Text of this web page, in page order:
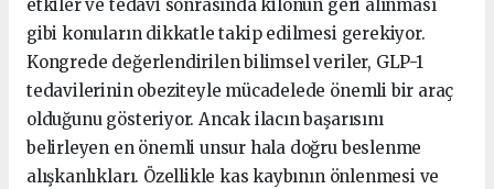
etkiler ve tedavi sonrasında kilonun geri alınması
gibi konuların dikkatle takip edilmesi gerekiyor.
Kongrede değerlendirilen bilimsel veriler, GLP-1
tedavilerinin obeziteyle mücadelede önemli bir araç
olduğunu gösteriyor. Ancak ilacın başarısını
belirleyen en önemli unsur hala doğru beslenme
alışkanlıkları. Özellikle kas kaybının önlenmesi ve